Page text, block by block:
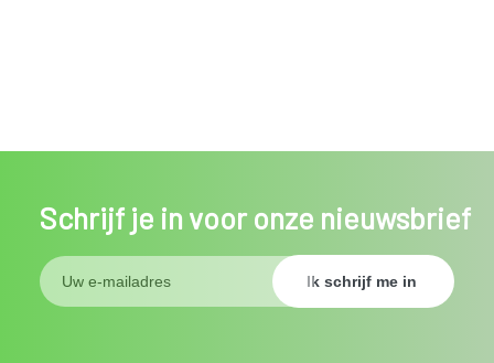
Schrijf je in voor onze nieuwsbrief